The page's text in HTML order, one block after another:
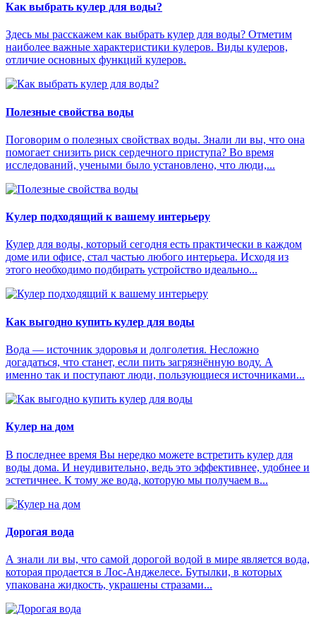
Как выбрать кулер для воды?
Здесь мы расскажем как выбрать кулер для воды? Отметим
наиболее важные характеристики кулеров. Виды кулеров,
отличие основных функций кулеров.
Полезные свойства воды
Поговорим о полезных свойствах воды. Знали ли вы, что она
помогает снизить риск сердечного приступа? Во время
исследований, учеными было установлено, что люди,...
Кулер подходящий к вашему интерьеру
Кулер для воды, который сегодня есть практически в каждом
доме или офисе, стал частью любого интерьера. Исходя из
этого необходимо подбирать устройство идеально...
Как выгодно купить кулер для воды
Вода — источник здоровья и долголетия. Несложно
догадаться, что станет, если пить загрязнённую воду. А
именно так и поступают люди, пользующиеся источниками...
Кулер на дом
В последнее время Вы нередко можете встретить кулер для
воды дома. И неудивительно, ведь это эффективнее, удобнее и
эстетичнее. К тому же вода, которую мы получаем в...
Дорогая вода
А знали ли вы, что самой дорогой водой в мире является вода,
которая продается в Лос-Анджелесе. Бутылки, в которых
упакована жидкость, украшены стразами...